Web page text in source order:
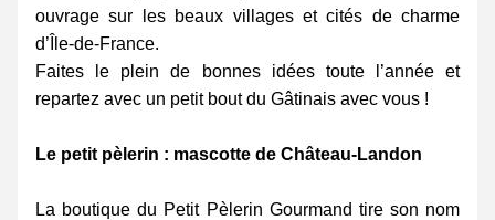
ouvrage sur les beaux villages et cités de charme
d’Île-de-France.
Faites le plein de bonnes idées toute l’année et
repartez avec un petit bout du Gâtinais avec vous !
Le petit pèlerin : mascotte de Château-Landon
La boutique du Petit Pèlerin Gourmand tire son nom